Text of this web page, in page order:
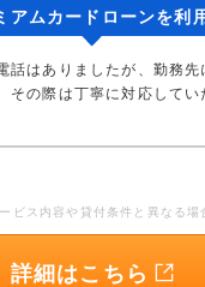
アムカードローンを利
話はありましたが、勤務
その際は丁寧に対応してい
ビス内容や貸付条件と異なる場
詳細はこちら